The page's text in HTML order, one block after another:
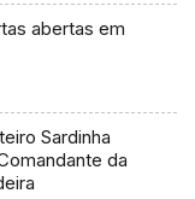
abertas em
Sardinha
da